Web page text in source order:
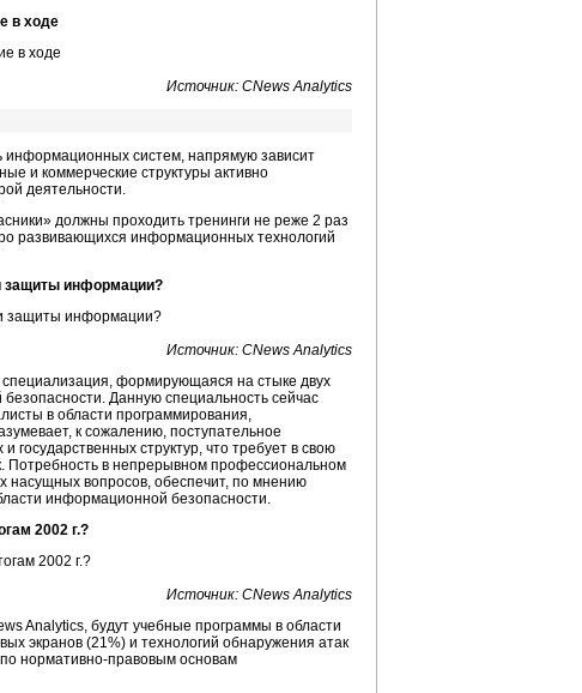
в ходе
Источник: CNews Analytics
информационных систем, напрямую зависит
и коммерческие структуры активно
деятельности.
должны проходить тренинги не реже 2 раз
развивающихся информационных технологий
защиты информации?
Источник: CNews Analytics
формирующаяся на стыке двух
Данную специальность сейчас
в области программирования,
к сожалению, поступательное
структур, что требует в свою
Потребность в непрерывном профессиональном
насущных вопросов, обеспечит, по мнению
информационной безопасности.
2002 г.?
Источник: CNews Analytics
Analytics, будут учебные программы в области
экранов (21%) и технологий обнаружения атак
нормативно-правовым основам